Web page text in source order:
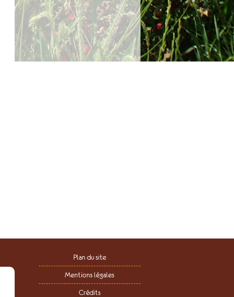
Plan du site
Mentions légales
Crédits